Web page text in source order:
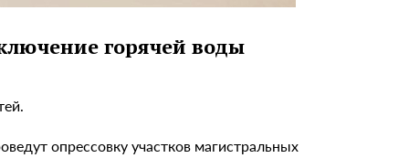
горячей воды
опрессовку участков магистральных